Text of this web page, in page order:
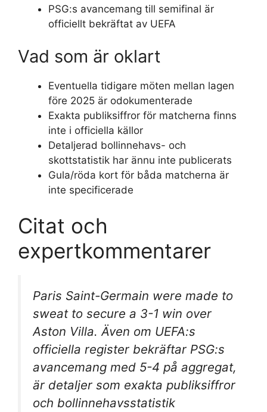
PSG:s avancemang till semifinal är
officiellt bekräftat av UEFA
Vad som är oklart
Eventuella tidigare möten mellan lagen
före 2025 är odokumenterade
Exakta publiksiffror för matcherna finns
inte i officiella källor
Detaljerad bollinnehavs- och
skottstatistik har ännu inte publicerats
Gula/röda kort för båda matcherna är
inte specificerade
Citat och
expertkommentarer
Paris Saint-Germain were made to
sweat to secure a 3-1 win over
Aston Villa. Även om UEFA:s
officiella register bekräftar PSG:s
avancemang med 5-4 på aggregat,
är detaljer som exakta publiksiffror
och bollinnehavsstatistik